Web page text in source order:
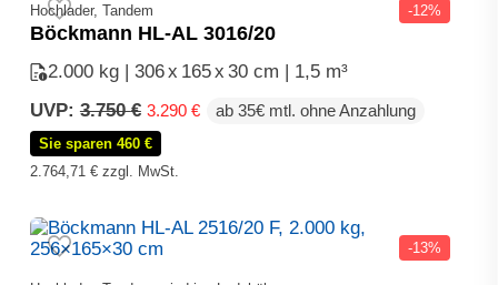
-12%
Hochlader, Tandem
Böckmann HL-AL 3016/20
2.000 kg | 306x165x30 cm | 1,5 m³
UVP: 3.750€ Ursprünglicher
Preis
war:
3.750 €
3.290 €
Aktueller
ab 35€ mtl. ohne Anzahlung
Sie sparen 460 €
2.764,71 €zzgl. MwSt.
-13%